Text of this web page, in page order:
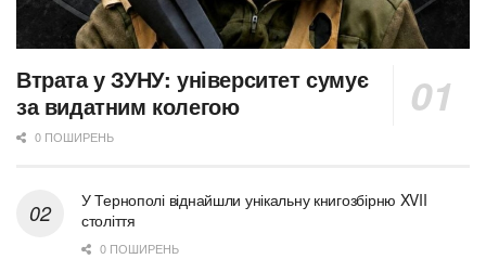
Втрата у ЗУНУ: університет сумує
за видатним колегою
0 ПОШИРЕНЬ
У Тернополі віднайшли унікальну книгозбірню XVII
століття
0 ПОШИРЕНЬ